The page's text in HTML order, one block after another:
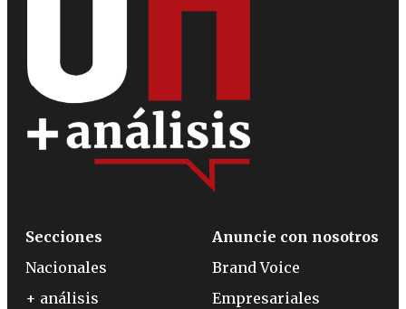
Secciones
Nacionales
+ análisis
Anuncie con nosotros
Brand Voice
Empresariales